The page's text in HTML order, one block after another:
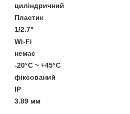
циліндричний
Пластик
1/2.7"
Wi-Fi
немає
-20°C ~ +45°C
фіксований
IP
3.89 мм